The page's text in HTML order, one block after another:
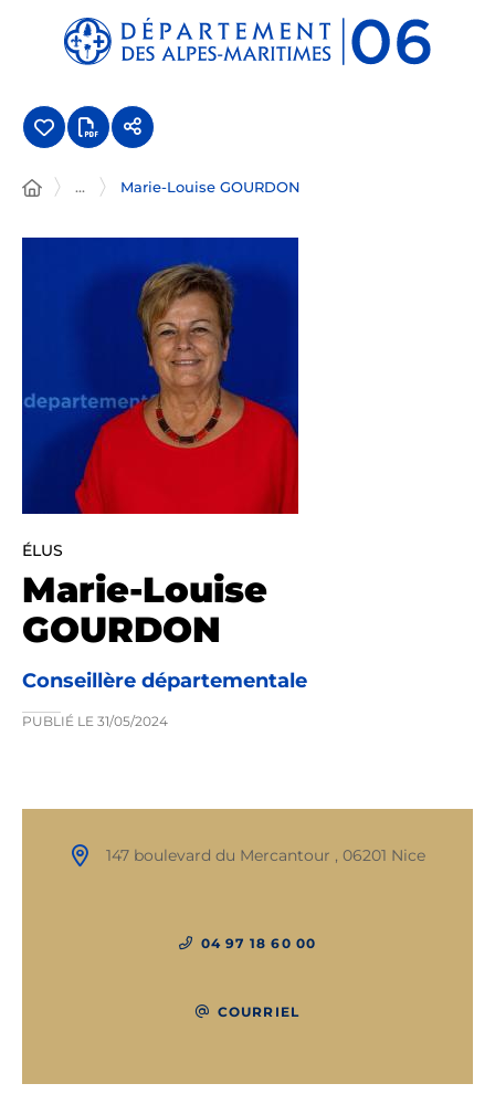
Panneau de gestion des cookies
... Marie-Louise GOURDON
ÉLUS
Marie-Louise
GOURDON
Conseillère départementale
PUBLIÉ LE 31/05/2024
147 boulevard du Mercantour , 06201 Nice
04 97 18 60 00
COURRIEL